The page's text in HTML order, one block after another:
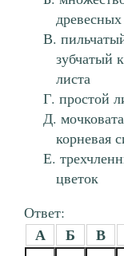
зубчатый
листа
простой
корневая
цветок
Ответ:
А Б В